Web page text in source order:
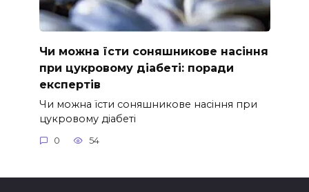
Чи можна їсти соняшникове насіння
при цукровому діабеті: поради
експертів
Чи можна їсти соняшникове насіння при
цукровому діабеті
0 54